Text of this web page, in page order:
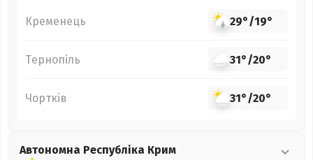
Кременець 29°/19°
Тернопіль 31°/20°
Чортків 31°/20°
Автономна Республіка Крим